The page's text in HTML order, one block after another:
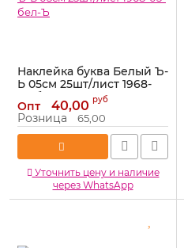
Наклейка буква Белый Ъ-
Ь 05см 25шт/лист 1968-
05-бел-Ъ
Артикул: 1968-05-бел-Ъ
Опт 40,00 руб
Розница 65,00
Уточнить цену и наличие
через WhatsApp